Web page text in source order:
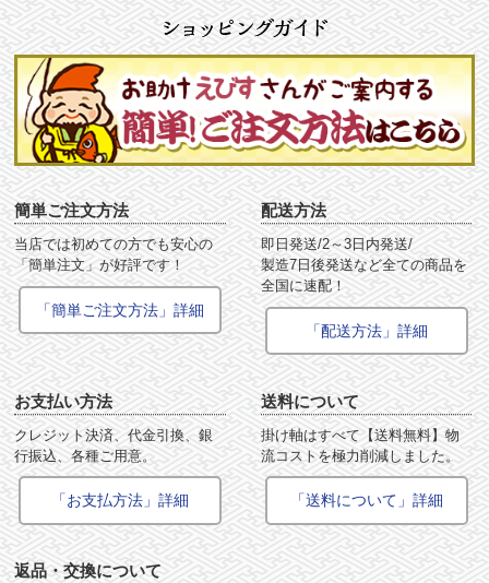
簡単ご注文方法
当店では初めての方でも安心の
「簡単注文」が好評です！
「簡単ご注文方法」詳細
配送方法
即日発送/2～3日内発送/
製造7日後発送など全ての商品を
全国に速配！
「配送方法」詳細
お支払い方法
クレジット決済、代金引換、銀
行振込、各種ご用意。
「お支払方法」詳細
送料について
掛け軸はすべて【送料無料】物
流コストを極力削減しました。
「送料について」詳細
返品・交換について